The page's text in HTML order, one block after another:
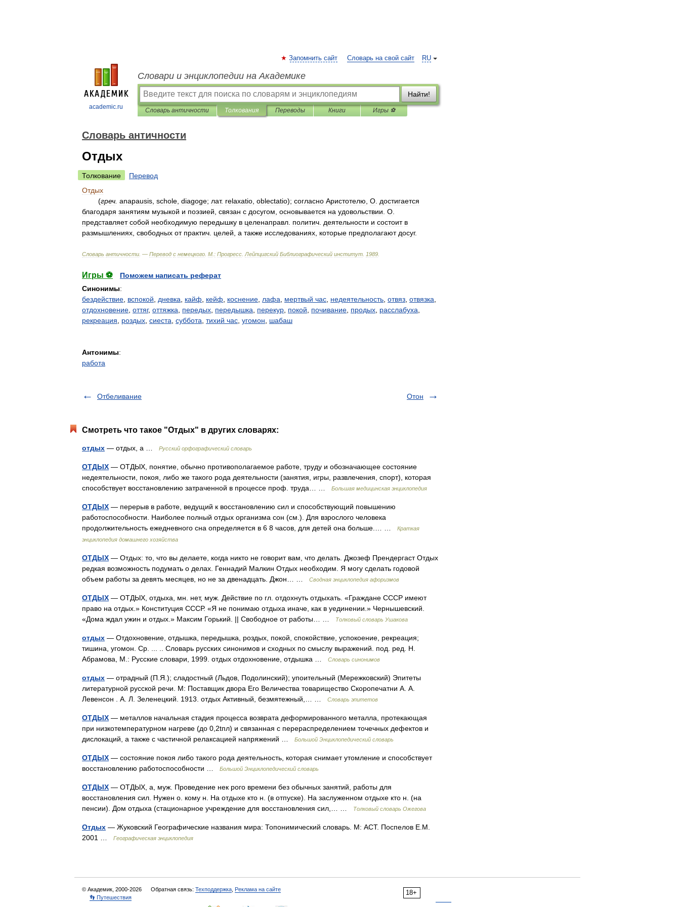
academic.ru
RU
Запомнить сайт Словарь на свой сайт
Словари и энциклопедии на Академике
Найти!
Словарь античности Толкования Переводы Книги Игры ⚽
Словарь античности
Отдых
Толкование
Перевод
Отдых
(греч anapausis schole diagoge; лат. relaxatio oblectatio); согласно Аристотелю О достигается
благодаря занятиям музыкой и поэзией связан с досугом основывается на удовольствии О
представляет собой необходимую передышку в целенаправл политич деятельности и состоит в
размышлениях свободных от практич целей а также исследованиях которые предполагают досуг.
Словарь античности . — Перевод с немецкого М : Прогресс Лейпцигский Библиографический институт 1989
Игры ⚽
Поможем написать реферат
Синонимы:
бездействие вспокой дневка кайф кейф коснение лафа мертвый час недеятельность отвяз отвязка
отдохновение оттяг, оттяжка передых передышка перекур покой почивание продых расслабуха
рекреация
роздых сиеста суббота тихий час угомон шабаш
Антонимы:
работа
Отбеливание Отон
Смотреть что такое "Отдых" в других словарях:
отдых — отдых, а … Русский орфографический словарь
ОТДЫХ — ОТДЫХ, понятие, обычно противополагаемое работе, труду и обозначающее состояние
недеятельности, покоя, либо же такого рода деятельности (занятия, игры, развлечения, спорт), которая
способствует восстановлению затраченной в процессе проф. труда… …
Большая медицинская энциклопедия
ОТДЫХ — перерыв в работе, ведущий к восстановлению сил и способствующий повышению
работоспособности. Наиболее полный отдых организма сон (см.). Для взрослого человека
продолжительность ежедневного сна определяется в 6 8 часов, для детей она больше.… …
Краткая
энциклопедия домашнего хозяйства
ОТДЫХ — Отдых: то, что вы делаете, когда никто не говорит вам, что делать. Джозеф Прендергаст Отдых
редкая возможность подумать о делах. Геннадий Малкин Отдых необходим. Я могу сделать годовой
объем работы за девять месяцев, но не за двенадцать. Джон… …
Сводная энциклопедия афоризмов
ОТДЫХ — ОТДЫХ, отдыха, мн. нет, муж. Действие по гл. отдохнуть отдыхать. «Граждане СССР имеют
право на отдых.» Конституция СССР. «Я не понимаю отдыха иначе, как в уединении.» Чернышевский.
«Дома ждал ужин и отдых.» Максим Горький. || Свободное от работы… …
Толковый словарь Ушакова
отдых — Отдохновение, отдышка, передышка, роздых, покой, спокойствие, успокоение, рекреация;
тишина, угомон. Ср. ... .. Словарь русских синонимов и сходных по смыслу выражений. под. ред. Н.
Абрамова, М.: Русские словари, 1999. отдых отдохновение, отдышка …
Словарь синонимов
отдых — отрадный (П.Я.); сладостный (Льдов, Подолинский); упоительный (Мережковский) Эпитеты
литературной русской речи. М: Поставщик двора Его Величества товарищество Скоропечатни А. А.
Левенсон . А. Л. Зеленецкий. 1913. отдых Активный, безмятежный,… …
Словарь эпитетов
ОТДЫХ — металлов начальная стадия процесса возврата деформированного металла, протекающая
при низкотемпературном нагреве (до 0,2tпл) и связанная с перераспределением точечных дефектов и
дислокаций, а также с частичной релаксацией напряжений …
Большой Энциклопедический словарь
ОТДЫХ — состояние покоя либо такого рода деятельность, которая снимает утомление и способствует
восстановлению работоспособности …
Большой Энциклопедический словарь
ОТДЫХ — ОТДЫХ, а, муж. Проведение нек рого времени без обычных занятий, работы для
восстановления сил. Нужен о. кому н. На отдыхе кто н. (в отпуске). На заслуженном отдыхе кто н. (на
пенсии). Дом отдыха (стационарное учреждение для восстановления сил,… …
Толковый словарь Ожегова
Отдых — Жуковский Географические названия мира: Топонимический словарь. М: АСТ. Поспелов Е.М.
2001 …
Географическая энциклопедия
18+
© Академик, 2000-2026 Обратная связь: Техподдержка Реклама на сайте
👣 Путешествия